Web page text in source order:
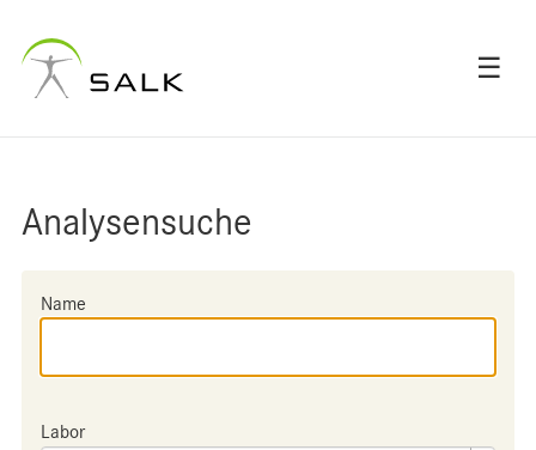
☰
Analysensuche
Name
Labor